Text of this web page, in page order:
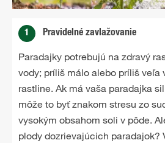
1 Pravidelné zavlažovanie
Paradajky potrebujú na zdravý
vody; príliš málo alebo príliš veľa
rastline. Ak má vaša paradajka
môže to byť znakom stresu zo
vysokým obsahom soli v pôde.
plody dozrievajúcich paradajok?